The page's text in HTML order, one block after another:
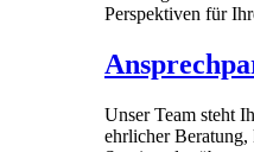
Perspektiven für
Unser Team steht
ehrlicher